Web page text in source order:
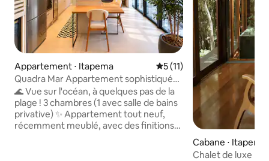
Appartement ⋅ Itapema Évaluation moyenne sur la
5 (11)
Quadra Mar Appartement sophistiqué
avec mobilier neuf
🌊 Vue sur l'océan, à quelques pas de la
plage ! 3 chambres (1 avec salle de bains
privative) ✨ Appartement tout neuf,
récemment meublé, avec des finitions
Cabane ⋅ Itapema
Chalet de luxe